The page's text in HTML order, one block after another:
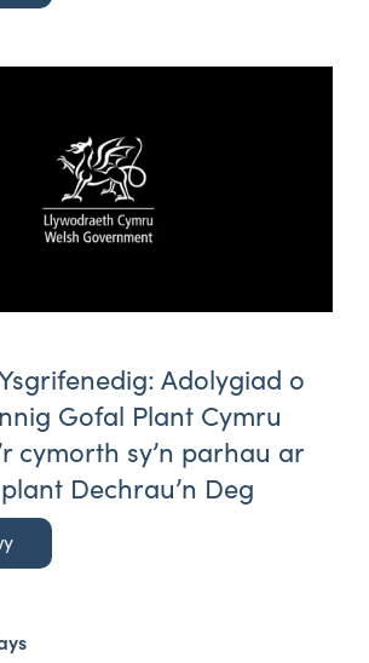
Adolygiad o
Gofal Plant Cymru
cymorth sy’n parhau ar
Dechrau’n Deg